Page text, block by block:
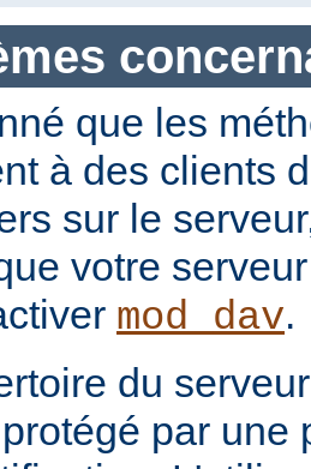
que les
à des clients
sur le
votre
mod_dav.
du
par une